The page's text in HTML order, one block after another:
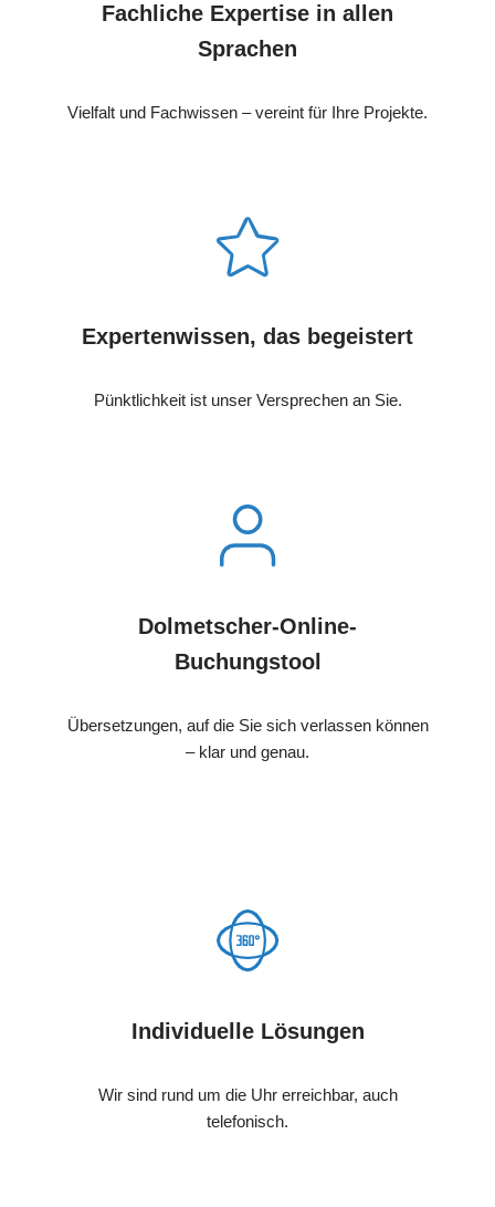
Fachliche Expertise in allen
Sprachen
Vielfalt und Fachwissen – vereint für Ihre Projekte.
Expertenwissen, das begeistert
Pünktlichkeit ist unser Versprechen an Sie.
Dolmetscher-Online-
Buchungstool
Übersetzungen, auf die Sie sich verlassen können
– klar und genau.
Individuelle Lösungen
Wir sind rund um die Uhr erreichbar, auch
telefonisch.